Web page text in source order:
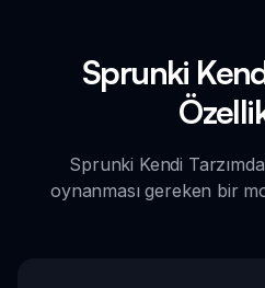
Sprunki
Sprunki Kendi
oynanması gereken bir